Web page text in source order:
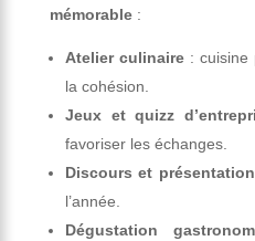
mémorable:
Atelier culinaire: cuisine
la cohésion.
Jeux et quizz
favoriser les échanges.
Discours et
l’année.
Dégustation